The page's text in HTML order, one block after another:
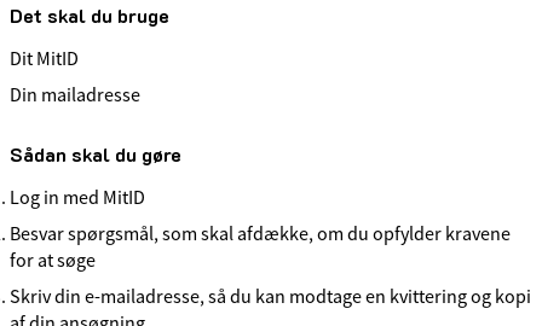
Det skal du bruge
Dit MitID
Din mailadresse
Sådan skal du gøre
Log in med MitID
Besvar spørgsmål, som skal afdække, om du opfylder kravene
for at søge
Skriv din e-mailadresse, så du kan modtage en kvittering og kopi